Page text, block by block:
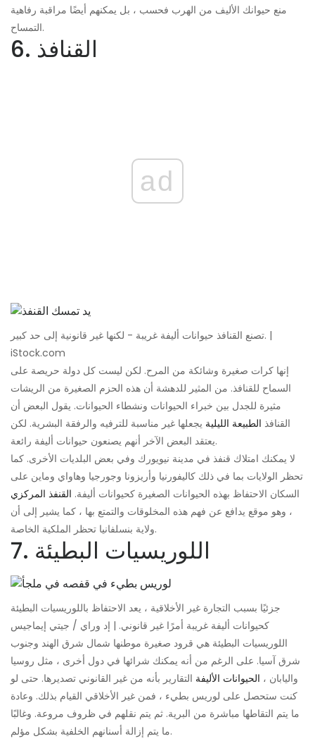
منع حيوانك الأليف من الهرب فحسب ، بل يمكنهم أيضًا مراقبة رفاهية
التمساح.
6. القنافذ
ad
تصنع القنافذ حيوانات أليفة غريبة - لكنها غير قانونية إلى حد كبير. |
iStock.com
إنها كرات صغيرة وشائكة من المرح. لكن ليست كل دولة حريصة على
السماح للقنافذ. من المثير للدهشة أن هذه الحزم الصغيرة من الريشات
مثيرة للجدل بين خبراء الحيوانات ونشطاء الحيوانات. يقول البعض أن
القنافذ الطبيعة الليلية يجعلها غير مناسبة للترفيه والرفقة البشرية. لكن
يعتقد البعض الآخر أنهم يصنعون حيوانات أليفة رائعة.
لا يمكنك امتلاك قنفذ في مدينة نيويورك وفي بعض البلديات الأخرى. كما
تحظر الولايات بما في ذلك كاليفورنيا وأريزونا وجورجيا وهاواي وماين على
السكان الاحتفاظ بهذه الحيوانات الصغيرة كحيوانات أليفة. القنفذ المركزي
، وهو موقع يدافع عن فهم هذه المخلوقات والتمتع بها ، كما يشير إلى أن
ولاية بنسلفانيا تحظر الملكية الخاصة.
7. اللوريسيات البطيئة
جزئيًا بسبب التجارة غير الأخلاقية ، يعد الاحتفاظ باللوريسيات البطيئة
كحيوانات أليفة غريبة أمرًا غير قانوني. | إد وراي / جيتي إيماجيس
اللوريسيات البطيئة هي قرود صغيرة موطنها شمال شرق الهند وجنوب
شرق آسيا. على الرغم من أنه يمكنك شرائها في دول أخرى ، مثل روسيا
واليابان ، الحيوانات الأليفة التقارير بأنه من غير القانوني تصديرها. حتى لو
كنت ستحصل على لوريس بطيء ، فمن غير الأخلاقي القيام بذلك. وعادة
ما يتم التقاطها مباشرة من البرية. ثم يتم نقلهم في ظروف مروعة. وغالبًا
ما يتم إزالة أسنانهم الخلفية بشكل مؤلم.